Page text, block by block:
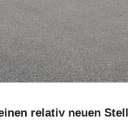
relativ neuen